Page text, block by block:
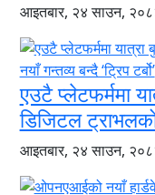
आइतबार, २४ साउन,
एउटै प्लेटफर्ममा
डिजिटल ट्राभलको
आइतबार, २४ साउन,